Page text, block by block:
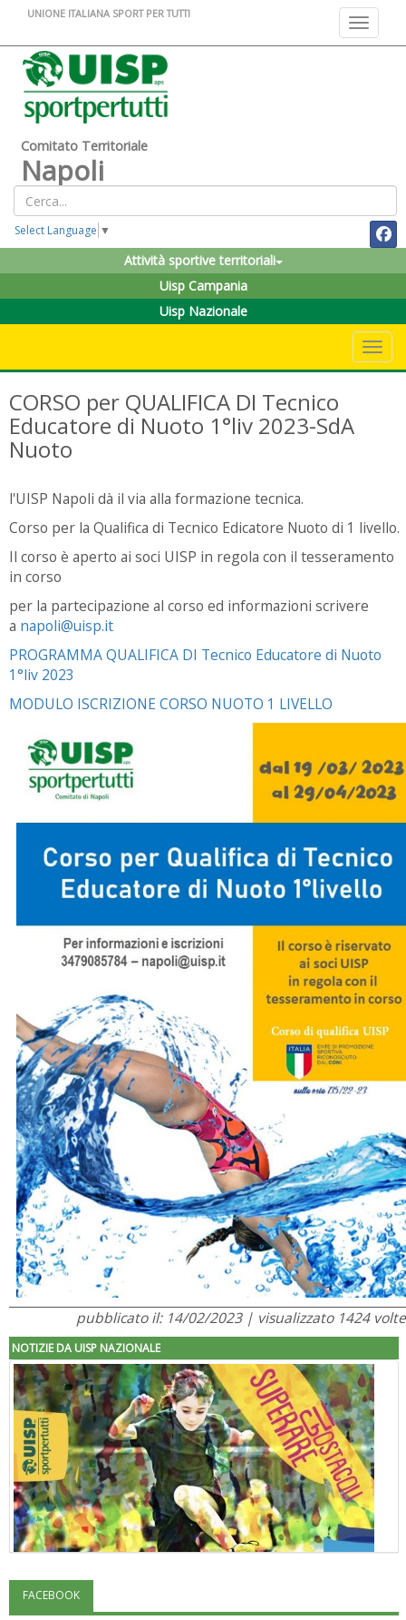
Toggle
UNIONE ITALIANA SPORT PER TUTTI
Comitato Territoriale
Napoli
Select Language ▼
Attività sportive territoriali
Uisp Campania
Uisp Nazionale
CORSO per QUALIFICA DI Tecnico
Educatore di Nuoto 1°liv 2023-SdA
Nuoto
l'UISP Napoli dà il via alla formazione tecnica.
Corso per la Qualifica di Tecnico Edicatore Nuoto di 1 livello.
Il corso è aperto ai soci UISP in regola con il tesseramento
in corso
per la partecipazione al corso ed informazioni scrivere
a napoli@uisp.it
PROGRAMMA QUALIFICA DI Tecnico Educatore di Nuoto
1°liv 2023
MODULO ISCRIZIONE CORSO NUOTO 1 LIVELLO
pubblicato il: 14/02/2023 | visualizzato 1424 volte
NOTIZIE DA UISP NAZIONALE
"Superare gli ostacoli": la relazione di Tiziano Pesce al CN Uisp
FACEBOOK